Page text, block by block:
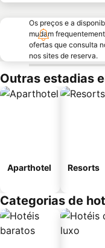
Os preços e a
mudam
ofertas que consulta
nos sites de reserva.
Outras estadias
Aparthotel Resorts
Categorias de